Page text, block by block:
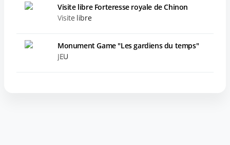
Visite libre Forteresse royale de Chinon
Visite libre
Monument Game "Les gardiens du temps"
JEU